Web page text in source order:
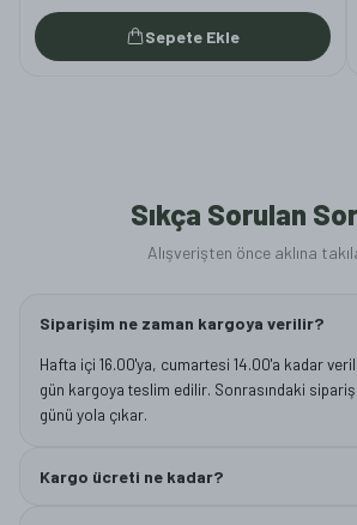
Sepete Ekle
Sıkça Sorulan
Alışverişten önce aklına
Siparişim ne zaman kargoya verilir?
Hafta içi 16.00'ya, cumartesi 14.00'a kadar
gün kargoya teslim edilir. Sonrasındaki
günü yola çıkar.
Kargo ücreti ne kadar?